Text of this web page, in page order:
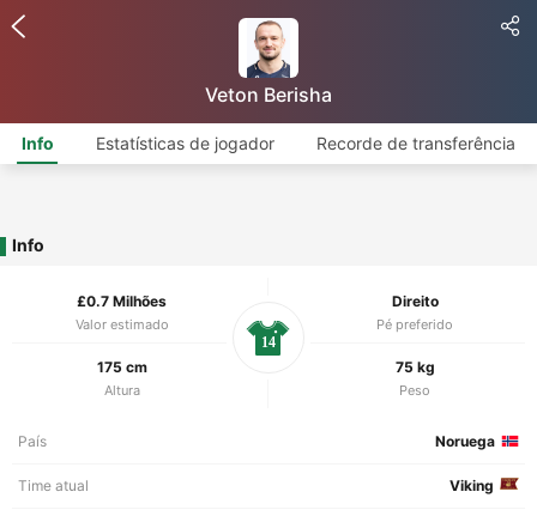
Veton Berisha
Info Estatísticas de jogador Recorde de transferência
Info
£0.7 Milhões
Valor estimado
Direito
Pé preferido
175 cm
Altura
75 kg
Peso
14
País Noruega
Time atual Viking